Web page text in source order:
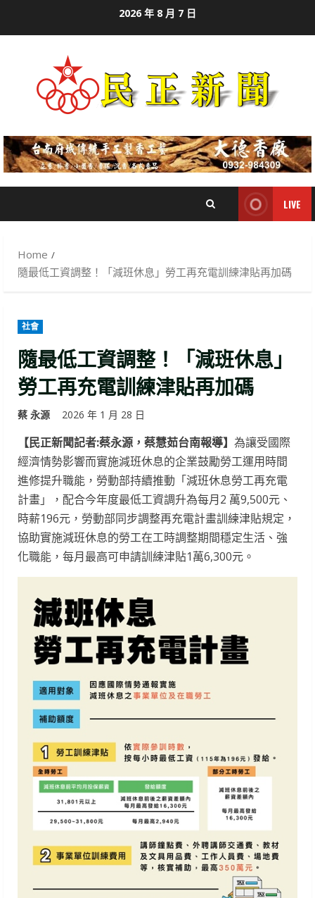
2026 年 8 月 7 日
LIVE
Home
隨最低工資調整！「減班休息」勞工再充電訓練津貼再加碼
社會
隨最低工資調整！「減班休息」
勞工再充電訓練津貼再加碼
蔡 永源 2026 年 1 月 28 日
【民正新聞記者:蔡永源，蔡慧茹台南報導】 為讓受國際
經濟情勢影響而實施減班休息的企業鼓勵勞工運用時間
進修提升職能，勞動部持續推動「減班休息勞工再充電
計畫」，配合今年度最低工資調升為每月2 萬9,500元、
時薪196元，勞動部同步調整再充電計畫訓練津貼規定，
協助實施減班休息的勞工在工時調整期間穩定生活、強
化職能，每月最高可申請訓練津貼1萬6,300元。